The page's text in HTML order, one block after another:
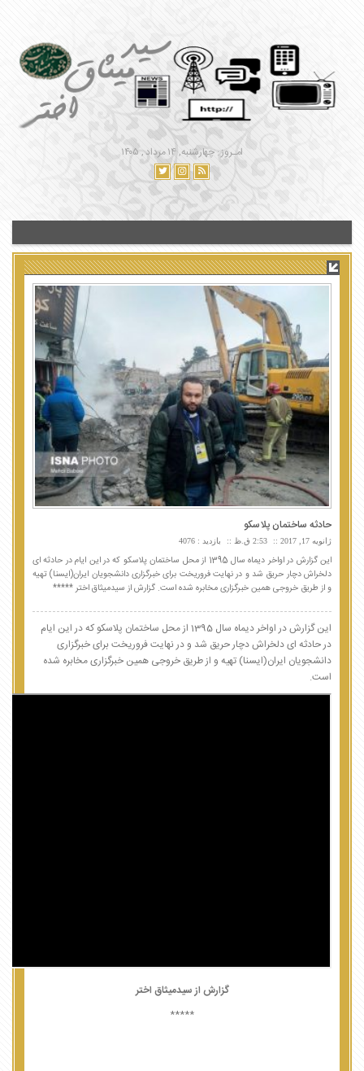
امـروز : چهارشنبه, ۱۴ مرداد , ۱۴۰۵
حادثه ساختمان پلاسكو
ژانویه 17, 2017 2:53 ق.ظ بازدید : 4076
این گزارش در اواخر دیماه سال 1395 از محل ساختمان پلاسکو که در این ایام در حادثه ای
دلخراش دچار حریق شد و در نهایت فروریخت برای خبرگزاری دانشجویان ایران(ایسنا) تهیه
و از طریق خروجی همین خبرگزاری مخابره شده است. گزارش از سیدمیثاق اختر *****
این گزارش در اواخر دیماه سال 1395 از محل ساختمان پلاسکو که در این ایام
در حادثه ای دلخراش دچار حریق شد و در نهایت فروریخت برای خبرگزاری
دانشجویان ایران(ایسنا) تهیه و از طریق خروجی همین خبرگزاری مخابره شده
است.
گزارش از سیدمیثاق اختر
*****